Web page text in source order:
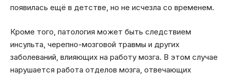
появилась ещё в детстве, но не исчезла со временем.
Кроме того, патология может быть следствием
инсульта, черепно-мозговой травмы и других
заболеваний, влияющих на работу мозга. В этом случае
нарушается работа отделов мозга, отвечающих